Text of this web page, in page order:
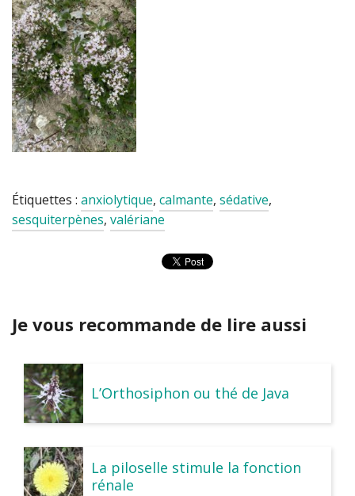
Étiquettes : anxiolytique, calmante, sédative,
sesquiterpènes, valériane
Je vous recommande de lire aussi
L’Orthosiphon ou thé de Java
La piloselle stimule la fonction
rénale